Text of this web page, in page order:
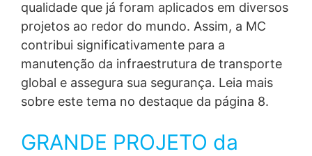
qualidade que já foram aplicados em diversos
projetos ao redor do mundo. Assim, a MC
contribui significativamente para a
manutenção da infraestrutura de transporte
global e assegura sua segurança. Leia mais
sobre este tema no destaque da página 8.
GRANDE PROJETO da
relacionada ao tema, entre em contato com nosso
Encarregado de Proteção de Dados Pessoais em:
juridico@mc-bauchemie.com.br
Alterações para este Aviso de Privacidade
Este aviso de privacidade poderá mudar, já que será
revisto periodicamente. Por isso, convidamos você a
sempre consultar esta seção. Eventuais atualizações
sobre este Aviso de Privacidade poderão ser sanadas
por e-mail: juridico@mc-bauchemie.com.br